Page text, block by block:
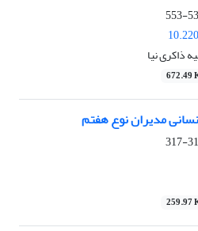
ذاکری نیا
672.49
مدیران نوع هفتم
259.97